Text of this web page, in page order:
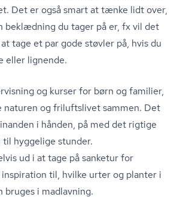
Det er også smart at tænke lidt over,
beklædning du tager på er, fx vil det
tage et par gode støvler på, hvis du
eller lignende.
og kurser for børn og familier,
naturen og friluftslivet sammen. Det
i hånden, på med det rigtige
hyggelige stunder.
ud i at tage på sanketur for
til, hvilke urter og planter i
bruges i madlavning.